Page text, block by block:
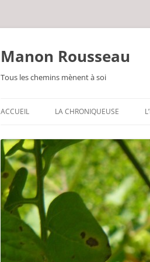
Manon Rousseau
Tous les chemins mènent à soi
ACCUEIL LA CHRONIQUEUSE
LEG DE GRAND-MÈRE
GUÉRISSEUSE PAR NATURE
UN BRIN POÈTE
INLASSABLEMENT JARDINIÈRE